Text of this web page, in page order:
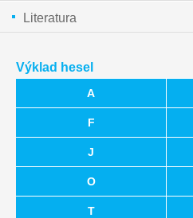
Literatura
Výklad hesel
A
F
J
O
T